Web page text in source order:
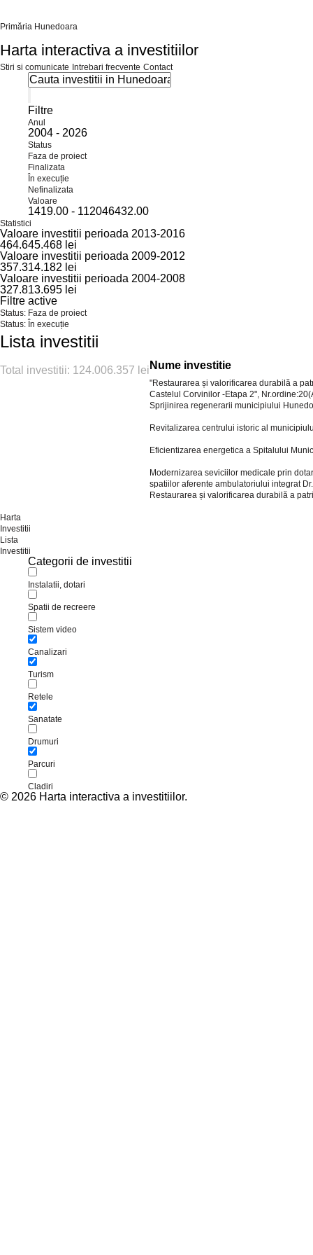
Primăria Hunedoara
Harta interactiva a investitiilor
Stiri si comunicate Intrebari frecvente Contact
Filtre
Anul
2004 - 2026
Status
Faza de proiect
Finalizata
În execuție
Nefinalizata
Valoare
1419.00 - 112046432.00
Statistici
Valoare investitii perioada 2013-2016
464.645.468 lei
Valoare investitii perioada 2009-2012
357.314.182 lei
Valoare investitii perioada 2004-2008
327.813.695 lei
Filtre active
Status: Faza de proiect
Status: În execuție
Lista investitii
Total investitii: 124.006.357 lei Nume investitie
"Restaurarea și valorificarea durabilă a
Castelul Corvinilor -Etapa 2",
Sprijinirea regenerarii municipiului
Revitalizarea centrului istoric al
Eficientizarea energetica a Spitalului
Modernizarea seviciilor medicale prin
spatiilor aferente ambulatoriului integrat
Restaurarea și valorificarea durabilă a
Harta
Investitii
Lista
Investitii
Categorii de investitii
Instalatii, dotari
Spatii de recreere
Sistem video
Canalizari
Turism
Retele
Sanatate
Drumuri
Parcuri
Cladiri
© 2026 Harta interactiva a investitiilor.